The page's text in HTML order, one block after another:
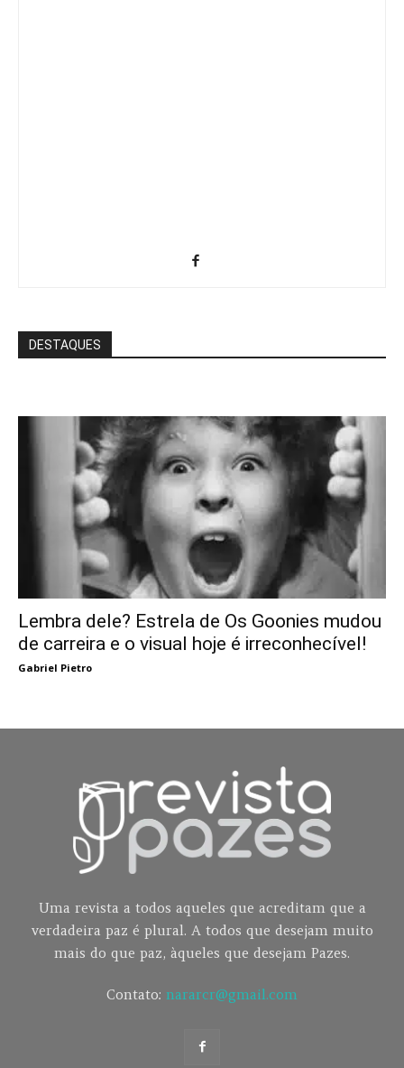
DESTAQUES
Lembra dele? Estrela de Os Goonies mudou
de carreira e o visual hoje é irreconhecível!
Gabriel Pietro
Uma revista a todos aqueles que acreditam que a
verdadeira paz é plural. A todos que desejam muito
mais do que paz, àqueles que desejam Pazes.
Contato: nararcr@gmail.com